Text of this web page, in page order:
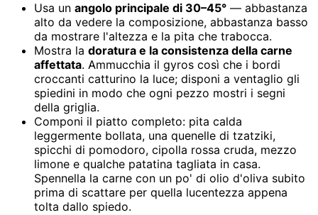
Usa un angolo principale di 30–45° — abbastanza
alto da vedere la composizione, abbastanza basso
da mostrare l'altezza e la pita che trabocca.
Mostra la doratura e la consistenza della carne
affettata. Ammucchia il gyros così che i bordi
croccanti catturino la luce; disponi a ventaglio gli
spiedini in modo che ogni pezzo mostri i segni
della griglia.
Componi il piatto completo: pita calda
leggermente bollata, una quenelle di tzatziki,
spicchi di pomodoro, cipolla rossa cruda, mezzo
limone e qualche patatina tagliata in casa.
Spennella la carne con un po' di olio d'oliva subito
prima di scattare per quella lucentezza appena
tolta dallo spiedo.